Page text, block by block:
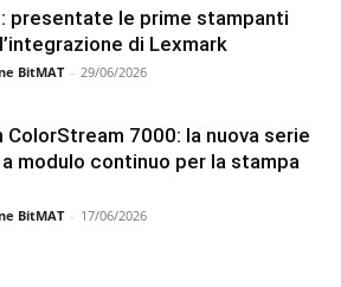
presentate le prime stampanti
di Lexmark
BitMAT - 29/06/2026
ColorStream 7000: la nuova serie
modulo continuo per la stampa
BitMAT - 17/06/2026